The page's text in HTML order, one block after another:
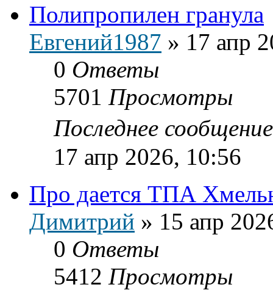
Полипропилен гранула
Евгений1987 » 17 апр
0 Ответы
5701 Просмотры
Последнее
17 апр 2026, 10:56
Про дается ТПА
Димитрий » 15 апр
0 Ответы
5412 Просмотры